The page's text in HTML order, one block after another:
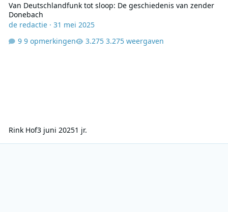
Van Deutschlandfunk tot sloop: De geschiedenis van zender
Donebach
de redactie· 31 mei 2025
9 opmerkingen
3.275 weergaven
Rink Hof3 juni 20251 jr.